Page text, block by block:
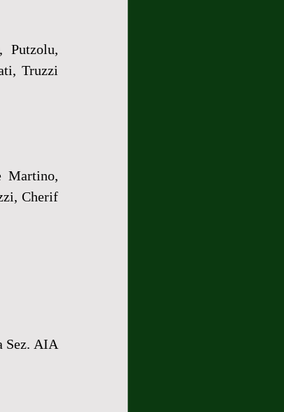
Putzolu,
Truzzi
Martino,
Cherif
Sez. AIA